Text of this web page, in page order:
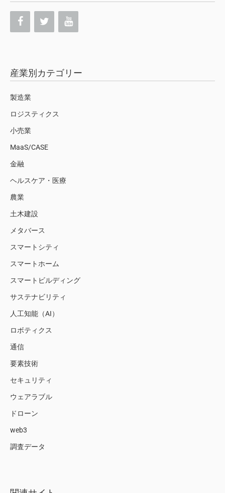
産業別カテゴリー
製造業
ロジスティクス
小売業
MaaS/CASE
金融
ヘルスケア・医療
農業
土木建設
メタバース
スマートシティ
スマートホーム
スマートビルディング
サステナビリティ
人工知能（AI）
ロボティクス
通信
要素技術
セキュリティ
ウェアラブル
ドローン
web3
調査データ